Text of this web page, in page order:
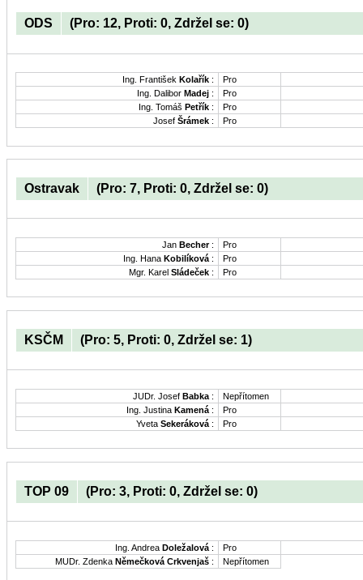
ODS (Pro: 12, Proti: 0, Zdržel se: 0)
Ing. František Kolařík :
Pro
Ing. Dalibor Madej :
Pro
Ing. Tomáš Petřík :
Pro
Josef Šrámek : Pro
Ostravak (Pro: 7, Proti: 0, Zdržel se: 0)
Jan Becher:
Pro
Ing. Hana Kobilíková :
Pro
Mgr. Karel Sládeček : Pro
KSČM (Pro: 5, Proti: 0, Zdržel se: 1)
JUDr. Josef Babka :
Nepřítomen
Ing. Justina Kamená :
Pro
Yveta Sekeráková : Pro
TOP 09 (Pro: 3, Proti: 0, Zdržel se: 0)
Ing. Andrea Doležalová :
Pro
MUDr. Zdenka Němečková Crkvenjaš : Nepřítomen